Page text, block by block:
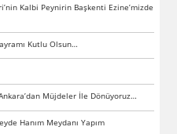
Kalbi Peynirin Başkenti Ezine’mizde
Kutlu Olsun…
Müjdeler İle Dönüyoruz…
Hanım Meydanı Yapım